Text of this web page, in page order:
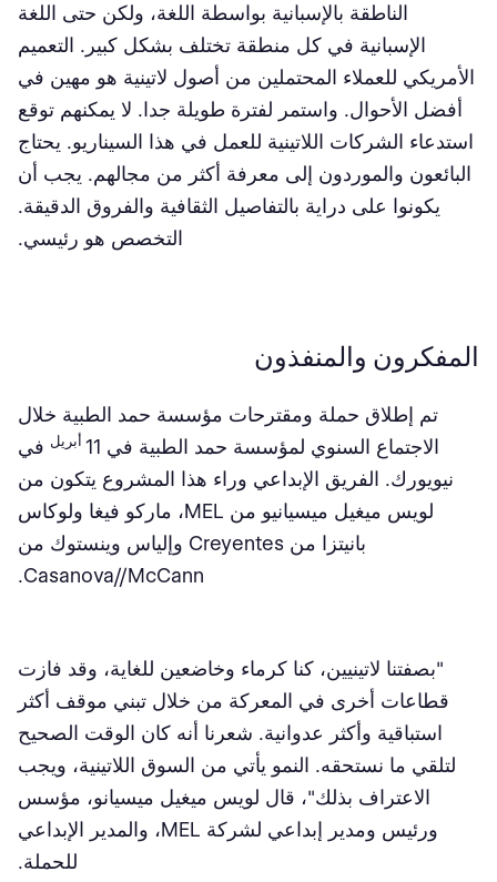
الناطقة بالإسبانية بواسطة اللغة، ولكن حتى اللغة
الإسبانية في كل منطقة تختلف بشكل كبير. التعميم
الأمريكي للعملاء المحتملين من أصول لاتينية هو مهين في
أفضل الأحوال. واستمر لفترة طويلة جدا. لا يمكنهم توقع
استدعاء الشركات اللاتينية للعمل في هذا السيناريو. يحتاج
البائعون والموردون إلى معرفة أكثر من مجالهم. يجب أن
يكونوا على دراية بالتفاصيل الثقافية والفروق الدقيقة.
التخصص هو رئيسي.
المفكرون والمنفذون
تم إطلاق حملة ومقترحات مؤسسة حمد الطبية خلال
الاجتماع السنوي لمؤسسة حمد الطبية في 11
أبريل في
نيويورك. الفريق الإبداعي وراء هذا المشروع يتكون من
لويس ميغيل ميسيانيو من MEL، ماركو فيغا ولوكاس
بانيتزا من Creyentes وإلياس وينستوك من
Casanova//McCann.
"بصفتنا لاتينيين، كنا كرماء وخاضعين للغاية، وقد فازت
قطاعات أخرى في المعركة من خلال تبني موقف أكثر
استباقية وأكثر عدوانية. شعرنا أنه كان الوقت الصحيح
لتلقي ما نستحقه. النمو يأتي من السوق اللاتينية، ويجب
الاعتراف بذلك"، قال لويس ميغيل ميسيانو، مؤسس
ورئيس ومدير إبداعي لشركة MEL، والمدير الإبداعي
للحملة.